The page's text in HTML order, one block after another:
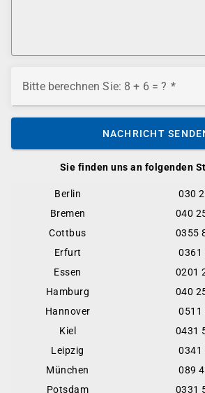
Sie finden uns an folgenden
Berlin
030
Bremen
040
Cottbus
0355
Erfurt
0361
Essen
0201
Hamburg
040
Hannover
0511
Kiel
0431
Leipzig
0341
München
089
Potsdam
0331
Bitte berechnen Sie: 8 + 6 = ?
NACHRICHT